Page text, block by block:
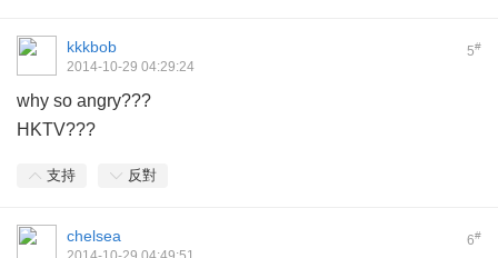
5#
kkkbob
2014-10-29 04:29:24
why so angry???
HKTV???
支持 反對
6#
chelsea